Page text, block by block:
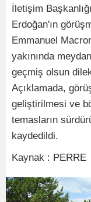
İletişim
Erdoğan'ın
Emmanuel
yakınında
geçmiş olsun
Açıklamada,
geliştirilmesi ve
temasların
kaydedildi.
Kaynak : PERRE